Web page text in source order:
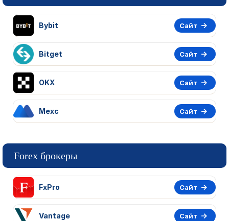
Bybit Сайт
Bitget Сайт
OKX Сайт
Mexc Сайт
Forex брокеры
FxPro Сайт
Vantage Сайт